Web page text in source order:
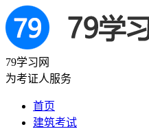
79学习网
为考证人服务
首页
建筑考试